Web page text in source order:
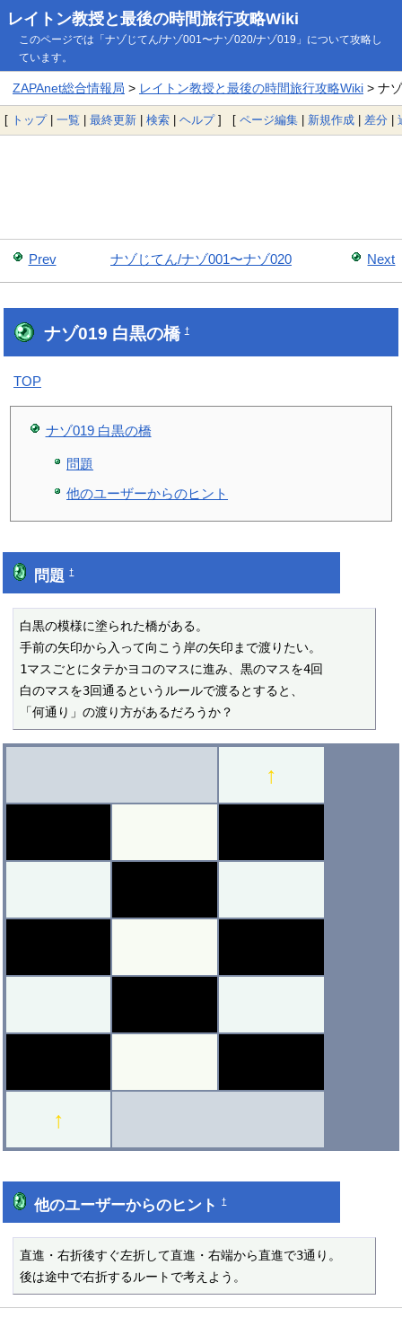
レイトン教授と最後の時間旅行攻略Wiki
このページでは「ナゾじてん/ナゾ001〜ナゾ020/ナゾ019」について攻略し
ています。
ZAPAnet総合情報局 > レイトン教授と最後の時間旅行攻略Wiki> ナ
[ トップ| 一覧 | 最終更新 | 検索 | ヘルプ] [ ページ編集 | 新規作成 | 差分 |
Prev Next
ナゾじてん/ナゾ001〜ナゾ020
ナゾ019 白黒の橋†
TOP
ナゾ019 白黒の橋
問題
他のユーザーからのヒント
問題†
白黒の模様に塗られた橋がある。
手前の矢印から入って向こう岸の矢印まで渡りたい。
1マスごとにタテかヨコのマスに進み、黒のマスを4回
白のマスを3回通るというルールで渡るとすると、
「何通り」の渡り方があるだろうか？
↑
↑
他のユーザーからのヒント†
直進・右折後すぐ左折して直進・右端から直進で3通り。
後は途中で右折するルートで考えよう。